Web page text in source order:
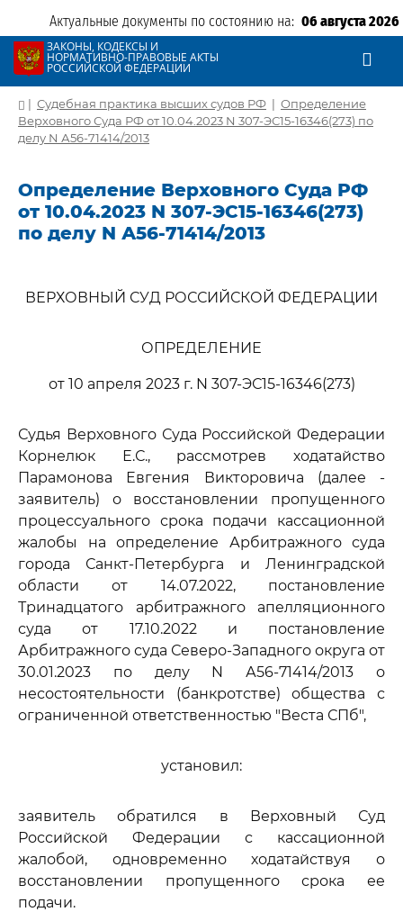
Актуальные документы по состоянию на: 06 августа 2026
ЗАКОНЫ, КОДЕКСЫ И
НОРМАТИВНО-ПРАВОВЫЕ АКТЫ
РОССИЙСКОЙ ФЕДЕРАЦИИ
| Судебная практика высших судов РФ | Определение
Верховного Суда РФ от 10.04.2023 N 307-ЭС15-16346(273) по
делу N А56-71414/2013
Определение Верховного Суда РФ
от 10.04.2023 N 307-ЭС15-16346(273)
по делу N А56-71414/2013
ВЕРХОВНЫЙ СУД РОССИЙСКОЙ ФЕДЕРАЦИИ
ОПРЕДЕЛЕНИЕ
от 10 апреля 2023 г. N 307-ЭС15-16346(273)
Судья Верховного Суда Российской Федерации
Корнелюк Е.С., рассмотрев ходатайство
Парамонова Евгения Викторовича (далее -
заявитель) о восстановлении пропущенного
процессуального срока подачи кассационной
жалобы на определение Арбитражного суда
города Санкт-Петербурга и Ленинградской
области от 14.07.2022, постановление
Тринадцатого арбитражного апелляционного
суда от 17.10.2022 и постановление
Арбитражного суда Северо-Западного округа от
30.01.2023 по делу N А56-71414/2013 о
несостоятельности (банкротстве) общества с
ограниченной ответственностью "Веста СПб",
установил:
заявитель обратился в Верховный Суд
Российской Федерации с кассационной
жалобой, одновременно ходатайствуя о
восстановлении пропущенного срока ее
подачи.